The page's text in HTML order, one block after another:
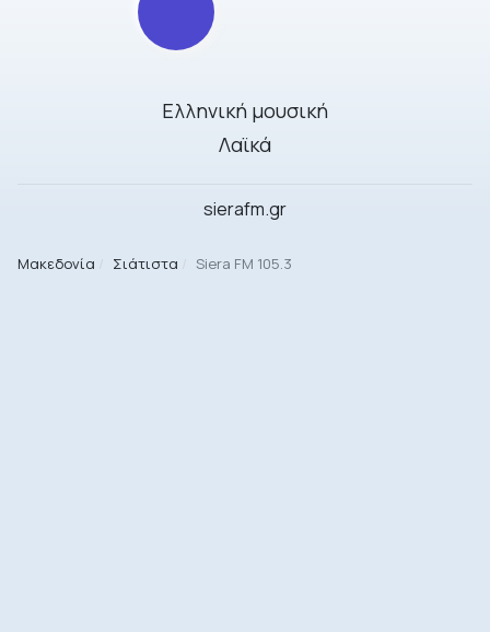
Ελληνική μουσική
Λαϊκά
sierafm.gr
Μακεδονία Σιάτιστα Siera FM 105.3